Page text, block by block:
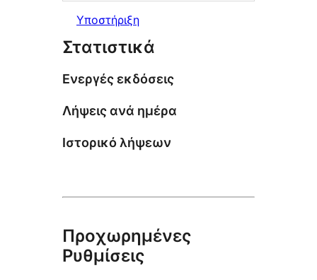
Υποστήριξη
Στατιστικά
Ενεργές εκδόσεις
Λήψεις ανά ημέρα
Ιστορικό λήψεων
Προχωρημένες
Ρυθμίσεις